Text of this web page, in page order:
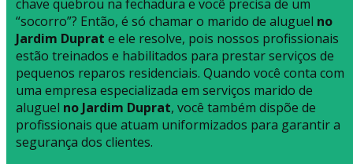
chave quebrou na fechadura e você precisa de um
“socorro”? Então, é só chamar o marido de aluguel no
Jardim Duprat e ele resolve, pois nossos profissionais
estão treinados e habilitados para prestar serviços de
pequenos reparos residenciais. Quando você conta com
uma empresa especializada em serviços marido de
aluguel no Jardim Duprat, você também dispõe de
profissionais que atuam uniformizados para garantir a
segurança dos clientes.